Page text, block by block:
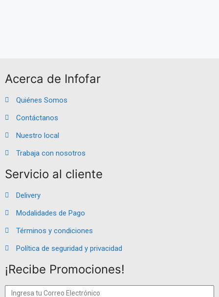
Acerca de Infofar
Quiénes Somos
Contáctanos
Nuestro local
Trabaja con nosotros
Servicio al cliente
Delivery
Modalidades de Pago
Términos y condiciones
Política de seguridad y privacidad
¡Recibe Promociones!